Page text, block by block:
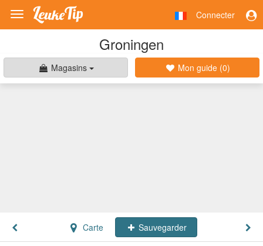
Toggle
navigation
Connecter
Groningen
Magasins Mon guide (0)
Carte Sauvegarder